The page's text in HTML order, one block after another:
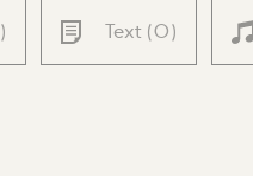
) Text (0)